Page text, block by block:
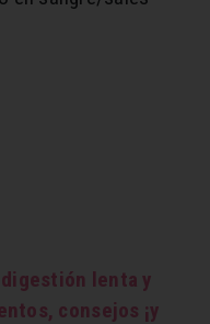
lenta y
consejos ¡y